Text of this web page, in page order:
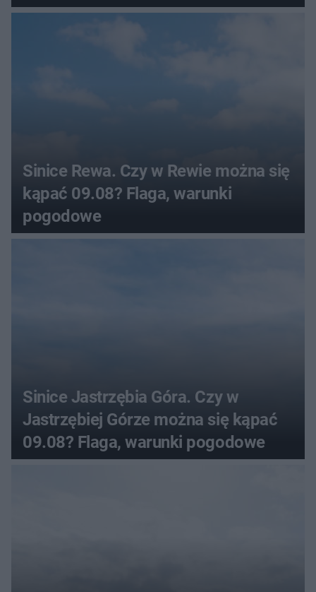
pogodowe
Sinice Rewa. Czy w Rewie można się
kąpać 09.08? Flaga, warunki
pogodowe
Sinice Jastrzębia Góra. Czy w
Jastrzębiej Górze można się kąpać
09.08? Flaga, warunki pogodowe